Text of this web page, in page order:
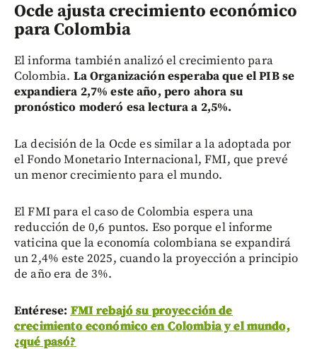
Ocde ajusta crecimiento económico
para Colombia
El informa también analizó el crecimiento para
Colombia. La Organización esperaba que el PIB se
expandiera 2,7% este año, pero ahora su
pronóstico moderó esa lectura a 2,5%.
La decisión de la Ocde es similar a la adoptada por
el Fondo Monetario Internacional, FMI, que prevé
un menor crecimiento para el mundo.
El FMI para el caso de Colombia espera una
reducción de 0,6 puntos. Eso porque el informe
vaticina que la economía colombiana se expandirá
un 2,4% este 2025, cuando la proyección a principio
de año era de 3%.
Entérese: FMI rebajó su proyección de
crecimiento económico en Colombia y el mundo,
¿qué pasó?